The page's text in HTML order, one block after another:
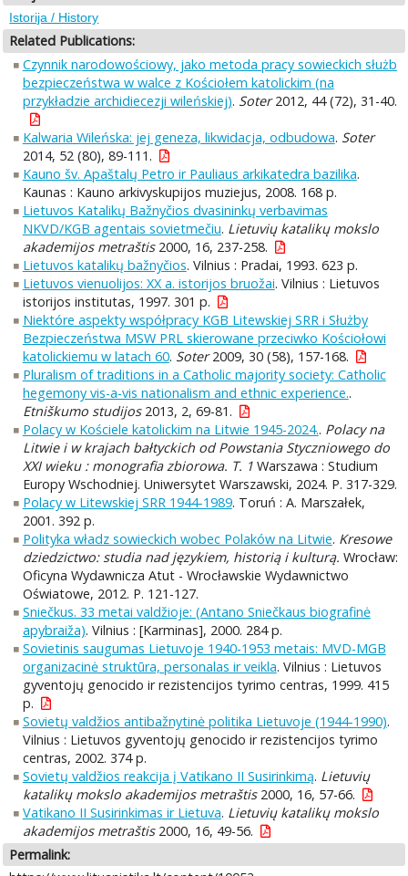
Istorija / History
Related Publications:
Czynnik narodowościowy, jako metoda pracy sowieckich służb
bezpieczeństwa w walce z Kościołem katolickim (na
przykładzie archidiecezji wileńskiej). Soter2012, 44 (72), 31-40.
Kalwaria Wileńska: jej geneza, likwidacja, odbudowa. Soter
2014, 52 (80), 89-111.
Kauno šv. Apaštalų Petro ir Pauliaus arkikatedra bazilika.
Kaunas : Kauno arkivyskupijos muziejus, 2008. 168 p.
Lietuvos Katalikų Bažnyčios dvasininkų verbavimas
NKVD/KGB agentais sovietmečiu. Lietuvių katalikų mokslo
akademijos metraštis2000, 16, 237-258.
Lietuvos katalikų bažnyčios. Vilnius : Pradai, 1993. 623 p.
Lietuvos vienuolijos: XX a. istorijos bruožai. Vilnius : Lietuvos
istorijos institutas, 1997. 301 p.
Niektóre aspekty współpracy KGB Litewskiej SRR i Służby
Bezpieczeństwa MSW PRL skierowane przeciwko Kościołowi
katolickiemu w latach 60. Soter2009, 30 (58), 157-168.
Pluralism of traditions in a Catholic majority society: Catholic
hegemony vis-a-vis nationalism and ethnic experience..
Etniškumo studijos2013, 2, 69-81.
Polacy w Kościele katolickim na Litwie 1945-2024.. Polacy na
Litwie i w krajach bałtyckich od Powstania Styczniowego do
XXI wieku : monografia zbiorowa. T. 1Warszawa : Studium
Europy Wschodniej. Uniwersytet Warszawski, 2024. P. 317-329.
Polacy w Litewskiej SRR 1944-1989. Toruń : A. Marszałek,
2001. 392 p.
Polityka władz sowieckich wobec Polaków na Litwie. Kresowe
dziedzictwo: studia nad językiem, historią i kulturą. Wrocław:
Oficyna Wydawnicza Atut - Wrocławskie Wydawnictwo
Oświatowe, 2012. P. 121-127.
Sniečkus. 33 metai valdžioje: (Antano Sniečkaus biografinė
apybraiža). Vilnius : [Karminas], 2000. 284 p.
Sovietinis saugumas Lietuvoje 1940-1953 metais: MVD-MGB
organizacinė struktūra, personalas ir veikla. Vilnius : Lietuvos
gyventojų genocido ir rezistencijos tyrimo centras, 1999. 415
p.
Sovietų valdžios antibažnytinė politika Lietuvoje (1944-1990).
Vilnius : Lietuvos gyventojų genocido ir rezistencijos tyrimo
centras, 2002. 374 p.
Sovietų valdžios reakcija į Vatikano II Susirinkimą. Lietuvių
katalikų mokslo akademijos metraštis2000, 16, 57-66.
Vatikano II Susirinkimas ir Lietuva. Lietuvių katalikų mokslo
akademijos metraštis2000, 16, 49-56.
Permalink: